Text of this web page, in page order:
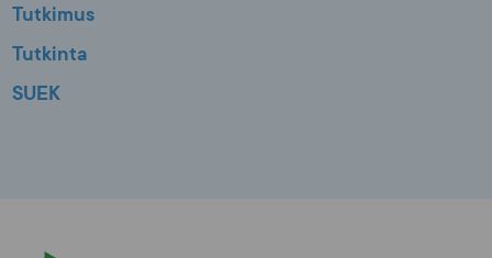
Tutkimus
Tutkinta
SUEK